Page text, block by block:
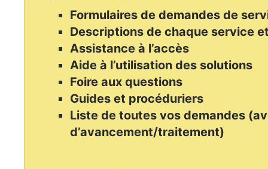
Formulaires de demandes de
Descriptions de chaque service
Assistance à l’accès
Aide à l’utilisation des solutions
Foire aux questions
Guides et procéduriers
Liste de toutes vos demandes
d’avancement/traitement)